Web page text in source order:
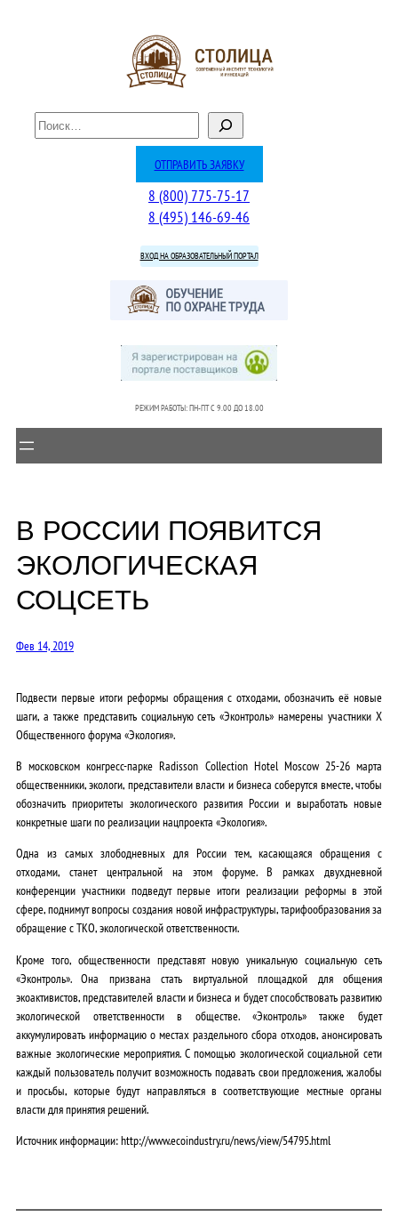
П
о
ОТПРАВИТЬ ЗАЯВКУ
8 (800) 775-75-17
8 (495) 146-69-46
ВХОД НА ОБРАЗОВАТЕЛЬНЫЙ ПОРТАЛ
РЕЖИМ РАБОТЫ: ПН-ПТ C 9.00 ДО 18.00
В РОССИИ ПОЯВИТСЯ
ЭКОЛОГИЧЕСКАЯ
СОЦСЕТЬ
Фев 14, 2019
Подвести первые итоги реформы обращения с отходами, обозначить её новые
шаги, а также представить социальную сеть «Эконтроль» намерены участники X
Общественного форума «Экология».
В московском конгресс-парке Radisson Collection Hotel Moscow 25-26 марта
общественники, экологи, представители власти и бизнеса соберутся вместе, чтобы
обозначить приоритеты экологического развития России и выработать новые
конкретные шаги по реализации нацпроекта «Экология».
Одна из самых злободневных для России тем, касающаяся обращения с
отходами, станет центральной на этом форуме. В рамках двухдневной
конференции участники подведут первые итоги реализации реформы в этой
сфере, поднимут вопросы создания новой инфраструктуры, тарифообразования за
обращение с ТКО, экологической ответственности.
Кроме того, общественности представят новую уникальную социальную сеть
«Эконтроль». Она призвана стать виртуальной площадкой для общения
экоактивистов, представителей власти и бизнеса и будет способствовать развитию
экологической ответственности в обществе. «Эконтроль» также будет
аккумулировать информацию о местах раздельного сбора отходов, анонсировать
важные экологические мероприятия. С помощью экологической социальной сети
каждый пользователь получит возможность подавать свои предложения, жалобы
и просьбы, которые будут направляться в соответствующие местные органы
власти для принятия решений.
Источник информации: http://www.ecoindustry.ru/news/view/54795.html